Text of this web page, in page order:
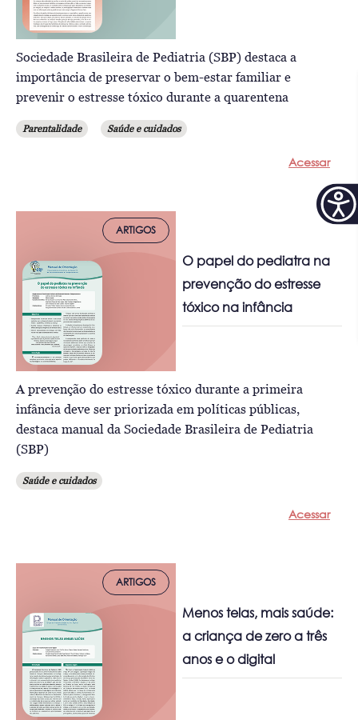
Sociedade Brasileira de Pediatria (SBP) destaca a
importância de preservar o bem-estar familiar e
prevenir o estresse tóxico durante a quarentena
Parentalidade Saúde e cuidados
Acessar
ARTIGOS
O papel do pediatra na
prevenção do estresse
tóxico na infância
A prevenção do estresse tóxico durante a primeira
infância deve ser priorizada em políticas públicas,
destaca manual da Sociedade Brasileira de Pediatria
(SBP)
Saúde e cuidados
Acessar
ARTIGOS
Menos telas, mais saúde:
a criança de zero a três
anos e o digital